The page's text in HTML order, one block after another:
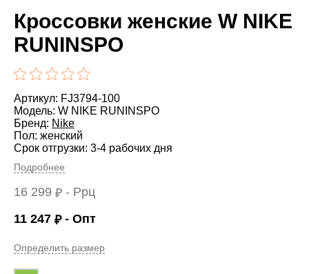
Кроссовки женские W NIKE
RUNINSPO
Артикул: FJ3794-100
Модель: W NIKE RUNINSPO
Бренд: Nike
Пол: женский
Срок отгрузки: 3-4 рабочих дня
Подробнее
16 299 ₽ - Ррц
11 247 ₽- Опт
Определить размер